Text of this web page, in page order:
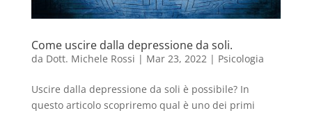
Come uscire dalla depressione da soli.
da Dott. Michele Rossi | Mar 23, 2022| Psicologia
Uscire dalla depressione da soli è possibile? In
questo articolo scopriremo qual è uno dei primi